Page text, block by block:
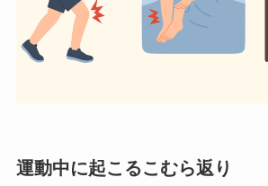
運動中に起こるこむら返り